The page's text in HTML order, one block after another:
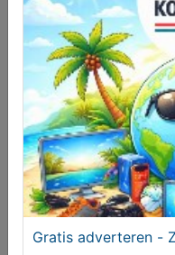
Wintermatten
Vanaf € 25,00
Gratis adverteren -